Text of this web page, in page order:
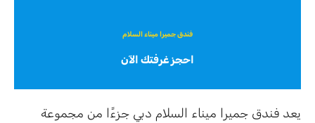
فندق جميرا ميناء السلام
احجز غرفتك الآن
يعد فندق جميرا ميناء السلام دبي جزءًا من مجموعة